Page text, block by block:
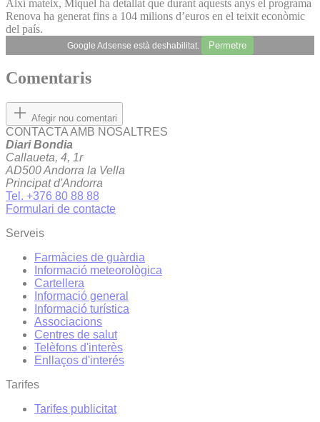
Així mateix, Miquel ha detallat que durant aquests anys el programa
Renova ha generat fins a 104 milions d’euros en el teixit econòmic
del país.
Google Adsense està deshabilitat. Permetre
Comentaris
Afegir nou comentari
CONTACTA AMB NOSALTRES
Diari Bondia
Callaueta, 4, 1r
AD500 Andorra la Vella
Principat d'Andorra
Tel. +376 80 88 88
Formulari de contacte
Serveis
Farmàcies de guàrdia
Informació meteorològica
Cartellera
Informació general
Informació turística
Associacions
Centres de salut
Telèfons d'interès
Enllaços d'interés
Tarifes
Tarifes publicitat